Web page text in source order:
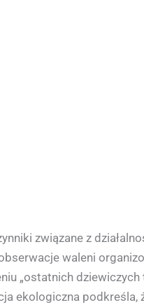
związane z
waleni
„ostatnich dziewiczych
ekologiczna podkreśla,